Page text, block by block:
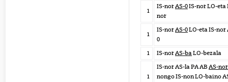
1
IS-norAS-0IS-nor LO-eta
nor
1
IS-norAS-0LO-eta IS-nor
0
1
IS-norAS-baLO-bezala
1
IS-nor AS-la PA AB AS-nor
nongo IS-non LO-baino